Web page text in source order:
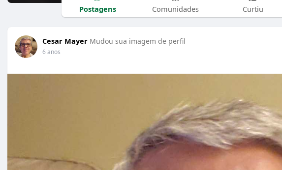
Postagens Comunidades Curtiu
Cesar Mayer Mudou sua imagem de perfil
6 anos